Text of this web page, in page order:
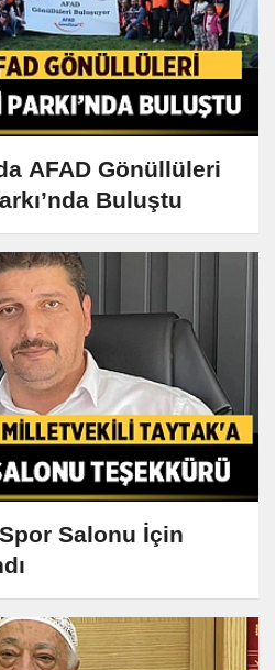
AFAD Gönüllüleri
Buluştu
Salonu İçin